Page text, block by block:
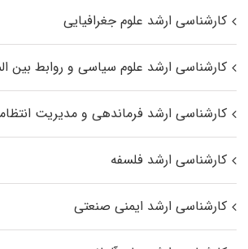
کارشناسی ارشد علوم جغرافیایی
کارشناسی ارشد علوم سیاسی و روابط بین
کارشناسی ارشد فرماندهی و مدیریت
کارشناسی ارشد فلسفه
کارشناسی ارشد ایمنی صنعتی